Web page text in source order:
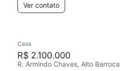
Ver contato
Casa
R$ 2.100.000
R. Armindo Chaves, Alto Barroca